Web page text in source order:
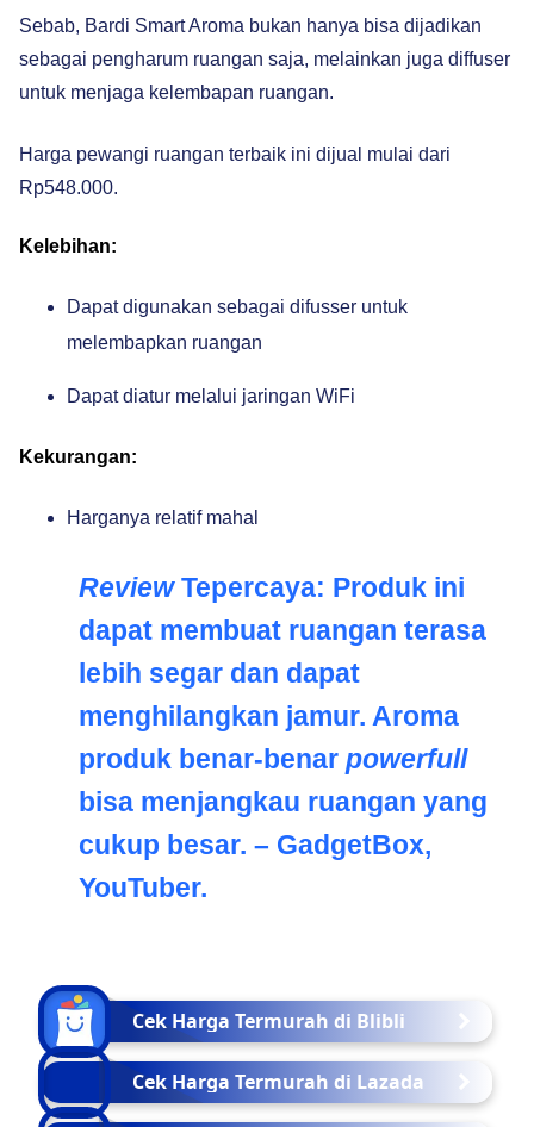
Sebab, Bardi Smart Aroma bukan hanya bisa dijadikan
sebagai pengharum ruangan saja, melainkan juga diffuser
untuk menjaga kelembapan ruangan.
Harga pewangi ruangan terbaik ini dijual mulai dari
Rp548.000.
Kelebihan:
Dapat digunakan sebagai difusser untuk
melembapkan ruangan
Dapat diatur melalui jaringan WiFi
Kekurangan:
Harganya relatif mahal
ReviewTepercaya: Produk ini
dapat membuat ruangan terasa
lebih segar dan dapat
menghilangkan jamur. Aroma
produk benar-benar powerfull
bisa menjangkau ruangan yang
cukup besar. – GadgetBox,
YouTuber.
Cek Harga Termurah di Blibli
Cek Harga Termurah di Lazada